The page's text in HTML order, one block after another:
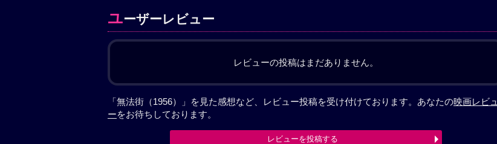
ユーザーレビュー
レビューの投稿はまだありません。
「無法街（1956）」を見た感想など、レビュー投稿を受け付けております。あなたの映画レビュ
ーをお待ちしております。
レビューを投稿する